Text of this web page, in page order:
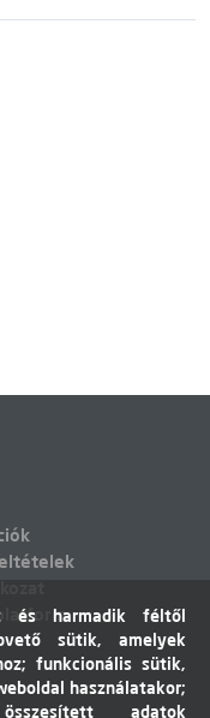
és harmadik féltől
sütik, amelyek
funkcionális sütik,
használatakor;
adatok